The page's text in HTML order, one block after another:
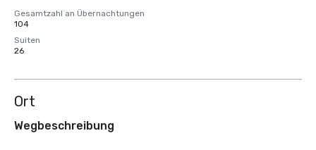
Gesamtzahl an Übernachtungen
104
Suiten
26
Ort
Wegbeschreibung